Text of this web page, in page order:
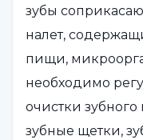
зубы
налет,
пищи,
необходимо
очистки
зубные щетки,